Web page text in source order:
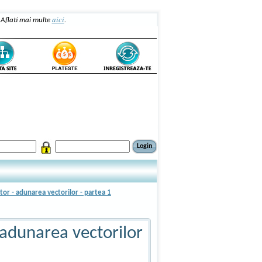
Aflati mai multe aici.
- adunarea vectorilor - partea 1
vectorilor